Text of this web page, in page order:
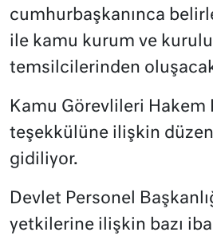
cumhurbaşkanınca
ile kamu kurum ve
temsilcilerinden
Kamu Görevlileri Hakem
teşekkülüne ilişkin
gidiliyor.
Devlet Personel
yetkilerine ilişkin bazı